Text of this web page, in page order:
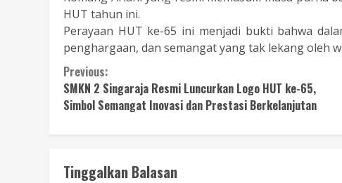
HUT tahun ini.
Perayaan HUT ke-65 ini menjadi bukti bahwa
penghargaan, dan semangat yang tak lekang oleh
Continue
Reading
Previous:
SMKN 2 Singaraja Resmi Luncurkan Logo HUT ke-65,
Simbol Semangat Inovasi dan Prestasi Berkelanjutan
Tinggalkan Balasan